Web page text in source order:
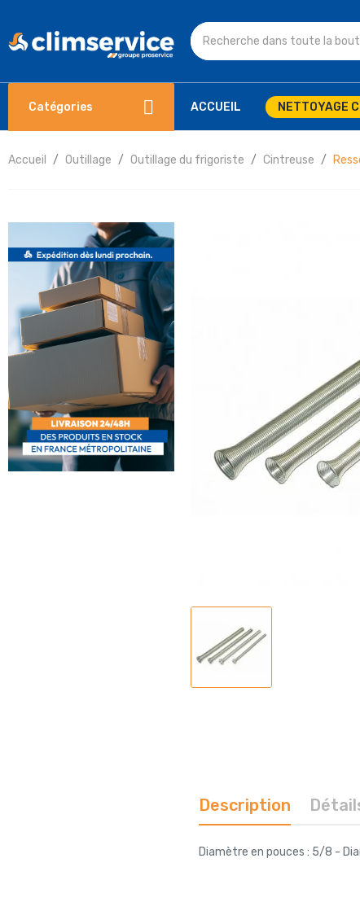
Catégories ACCUEIL NETTOYAGE
Accueil Outillage Outillage du frigoriste Cintreuse
Description
Diamètre en pouces : 5/8 -